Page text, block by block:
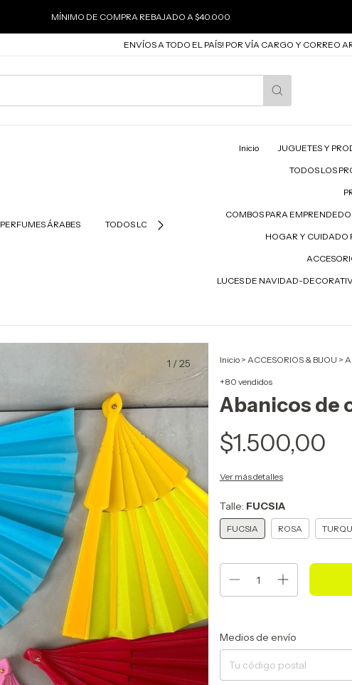
MÍNIMO DE COMPRA REBAJADO A $40.000
ENVÍOS A TODO EL PAÍS! POR VÍA CARGO Y CORREO
PERFUMES ÁRABES TODOS LOS PRODUCTOS
Inicio JUGUETES Y
TODOS LOS
COMBOS PARA
HOGAR Y CUIDADO
LUCES DE NAVIDAD-
1 /25 Inicio > ACCESORIOS & BIJOU >
+80 vendidos
Abanicos de
$1.500,00
Ver más detalles
Talle: FUCSIA
FUCSIA ROSA
Entregas para el CP:
Medios de envío